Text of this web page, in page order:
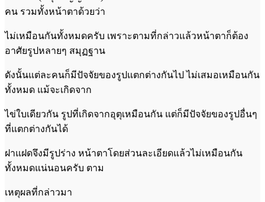
คน รวมทั้งหน้าตาด้วยว่า
ไม่เหมือนกันทั้งหมดครับ เพราะตามที่กล่าวแล้วหน้าตาก็ต้อง
อาศัยรูปหลายๆ สมุฏฐาน
ดังนั้นแต่ละคนก็มีปัจจัยของรูปแตกต่างกันไป ไม่เสมอเหมือนกัน
ทั้งหมด แม้จะเกิดจาก
ไข่ใบเดียวกัน รูปที่เกิดจากอุตุเหมือนกัน แต่ก็มีปัจจัยของรูปอื่นๆ
ที่แตกต่างกันได้
ฝาแฝดจึงมีรูปร่าง หน้าตาโดยส่วนละเอียดแล้วไม่เหมือนกัน
ทั้งหมดแน่นอนครับ ตาม
เหตุผลที่กล่าวมา